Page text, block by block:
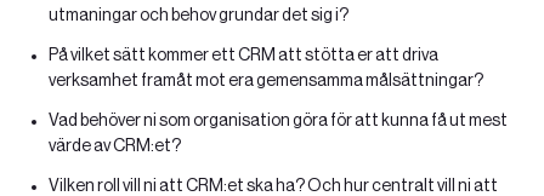
utmaningar och behov grundar det sig i?
På vilket sätt kommer ett CRM att stötta er att driva
verksamhet framåt mot era gemensamma målsättningar?
Vad behöver ni som organisation göra för att kunna få ut mest
värde av CRM:et?
Vilken roll vill ni att CRM:et ska ha? Och hur centralt vill ni att